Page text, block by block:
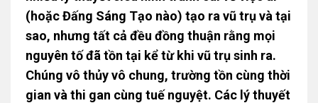
(hoặc Đấng Sáng Tạo nào) tạo ra vũ trụ và tại
sao, nhưng tất cả đều đồng thuận rằng mọi
nguyên tố đã tồn tại kể từ khi vũ trụ sinh ra.
Chúng vô thủy vô chung, trường tồn cùng thời
gian và thi gan cùng tuế nguyệt. Các lý thuyết